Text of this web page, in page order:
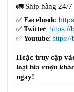
✅ Facebook:
✅ Twitter: https://
✅ Youtube: https://
Hoặc truy cập
loại bia rượu
ngay!